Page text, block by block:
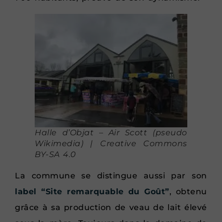
Halle d’Objat – Air Scott (pseudo
Wikimedia) | Creative Commons
BY-SA 4.0
La commune se distingue aussi par son
label “Site remarquable du Goût”, obtenu
grâce à sa production de veau de lait élevé